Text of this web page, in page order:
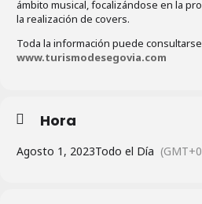
ámbito musical, focalizándose en la
la realización de covers.
Toda la información puede
www.turismodesegovia.com
Hora
Agosto 1, 2023Todo el Día